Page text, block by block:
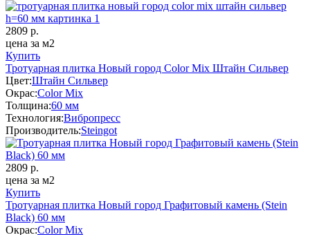
2809 р.
цена за м2
Купить
Тротуарная плитка Новый город Color Mix Штайн Сильвер
Цвет:Штайн Сильвер
Окрас:Color Mix
Толщина:60 мм
Технология:Вибропресс
Производитель:Steingot
2809 р.
цена за м2
Купить
Тротуарная плитка Новый город Графитовый камень (Stein
Black) 60 мм
Окрас:Color Mix